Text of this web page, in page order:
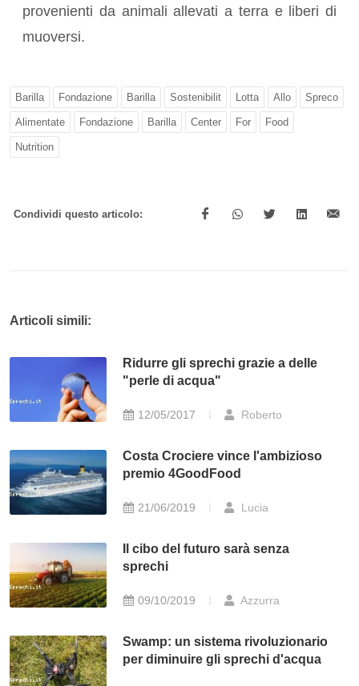
provenienti da animali allevati a terra e liberi di
muoversi.
Barilla Fondazione Barilla Sostenibilit Lotta Allo Spreco
Alimentate Fondazione Barilla Center For Food
Nutrition
Condividi questo articolo:
Articoli simili:
Ridurre gli sprechi grazie a delle
"perle di acqua"
12/05/2017 Roberto
Costa Crociere vince l'ambizioso
premio 4GoodFood
21/06/2019 Lucia
Il cibo del futuro sarà senza
sprechi
09/10/2019 Azzurra
Swamp: un sistema rivoluzionario
per diminuire gli sprechi d'acqua